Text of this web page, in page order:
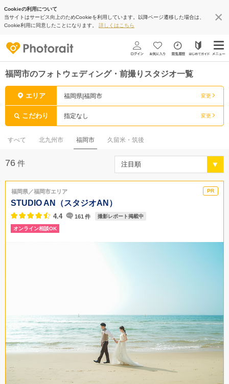
Cookieの利用について
当サイトはサービス向上のためCookieを利用しています。以降ページ遷移した場合は、
Cookie利用に同意したことになります。 詳しくはこちら
福岡市のフォトウェディング・前撮りスタジオ一覧
エリア 福岡県|福岡市 変更
こだわり 指定なし 変更
すべて 北九州市 福岡市 久留米・筑後
76 件
福岡県／福岡市エリア
STUDIO AN（スタジオAN）
4.4 161 件 撮影レポート掲載中
オンライン相談OK